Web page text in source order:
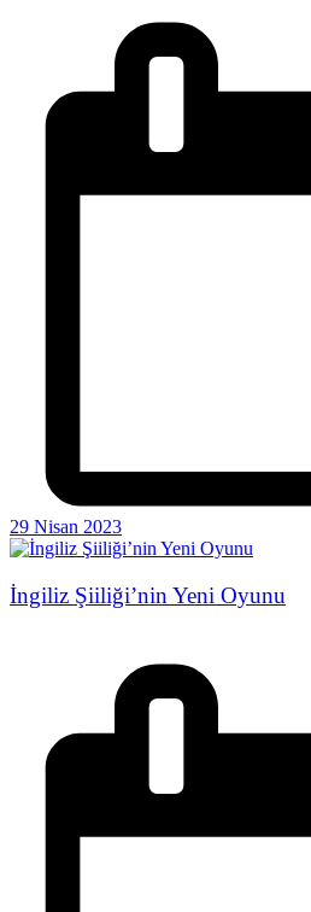
29 Nisan 2023
İngiliz Şiiliği’nin Yeni Oyunu